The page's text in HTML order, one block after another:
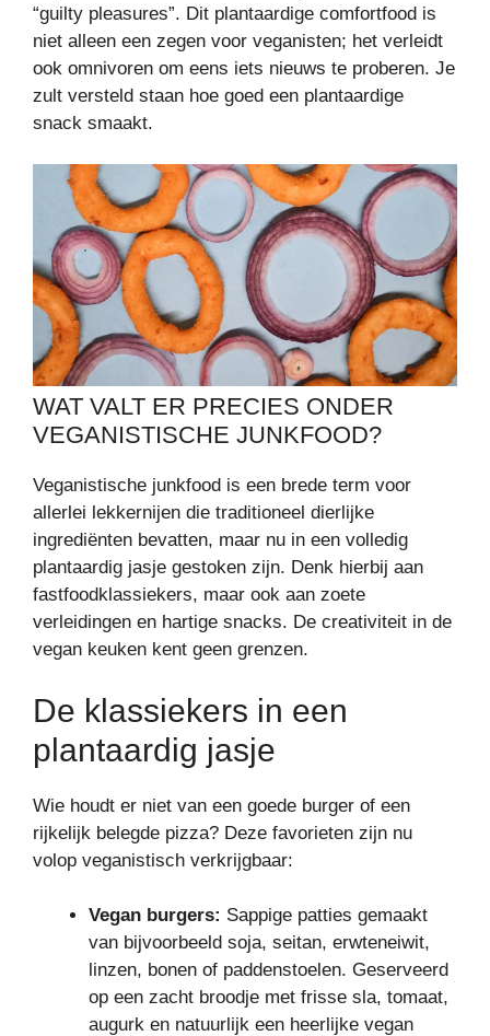
“guilty pleasures”. Dit plantaardige comfortfood is
niet alleen een zegen voor veganisten; het verleidt
ook omnivoren om eens iets nieuws te proberen. Je
zult versteld staan hoe goed een plantaardige
snack smaakt.
WAT VALT ER PRECIES ONDER
VEGANISTISCHE JUNKFOOD?
Veganistische junkfood is een brede term voor
allerlei lekkernijen die traditioneel dierlijke
ingrediënten bevatten, maar nu in een volledig
plantaardig jasje gestoken zijn. Denk hierbij aan
fastfoodklassiekers, maar ook aan zoete
verleidingen en hartige snacks. De creativiteit in de
vegan keuken kent geen grenzen.
De klassiekers in een
plantaardig jasje
Wie houdt er niet van een goede burger of een
rijkelijk belegde pizza? Deze favorieten zijn nu
volop veganistisch verkrijgbaar:
Vegan burgers: Sappige patties gemaakt
van bijvoorbeeld soja, seitan, erwteneiwit,
linzen, bonen of paddenstoelen. Geserveerd
op een zacht broodje met frisse sla, tomaat,
augurk en natuurlijk een heerlijke vegan